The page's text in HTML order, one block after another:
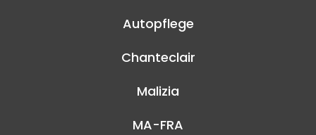
Autopflege
Chanteclair
Malizia
MA-FRA